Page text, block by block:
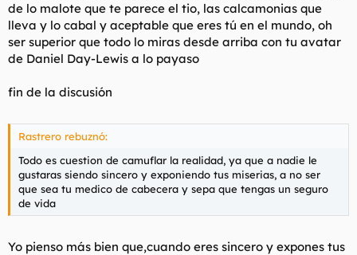
de lo malote que te parece el tio, las calcamonias que
lleva y lo cabal y aceptable que eres tú en el mundo, oh
ser superior que todo lo miras desde arriba con tu avatar
de Daniel Day-Lewis a lo payaso
fin de la discusión
Rastrero rebuznó:
Todo es cuestion de camuflar la realidad, ya que a nadie le
gustaras siendo sincero y exponiendo tus miserias, a no ser
que sea tu medico de cabecera y sepa que tengas un seguro
de vida
Yo pienso más bien que,cuando eres sincero y expones tus